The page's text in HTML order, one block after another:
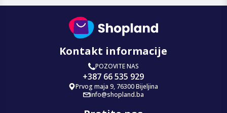
Kontakt informacije
POZOVITE NAS
+387 66 535 929
Prvog maja 9, 76300 Bijeljina
info@shopland.ba